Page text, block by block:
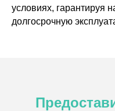
условиях, гарантируя
долгосрочную